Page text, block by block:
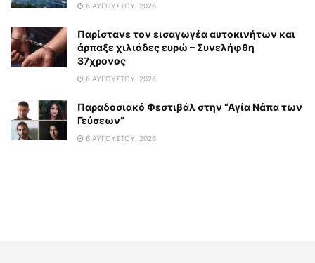
6 ΑΥΓΟΎΣΤΟΥ, 2026
Παρίστανε τον εισαγωγέα αυτοκινήτων και
άρπαξε χιλιάδες ευρώ – Συνελήφθη
37χρονος
6 ΑΥΓΟΎΣΤΟΥ, 2026
Παραδοσιακό Φεστιβάλ στην “Αγία Νάπα των
Γεύσεων”
6 ΑΥΓΟΎΣΤΟΥ, 2026